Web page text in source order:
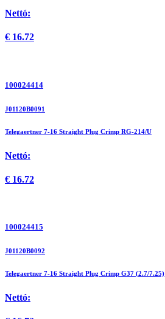
Nettó:
€ 16.72
100024414
J01120B0091
Telegaertner 7-16 Straight Plug Crimp RG-214/U
Nettó:
€ 16.72
100024415
J01120B0092
Telegaertner 7-16 Straight Plug Crimp G37 (2.7/7.25)
Nettó: